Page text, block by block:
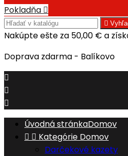
Pokladňa 

Nakúpte ešte za 50,00 € a
Doprava zdarma - Balíkovo



Úvodná stránkaDomov
  Kategórie Domov
Darčekové kazety